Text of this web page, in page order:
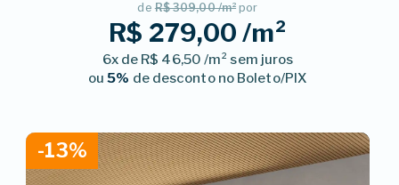
deR$ 309,00 /m² por
R$ 279,00 /m²
6x de R$ 46,50 /m² sem juros
ou5% de desconto no Boleto/PIX
-13%